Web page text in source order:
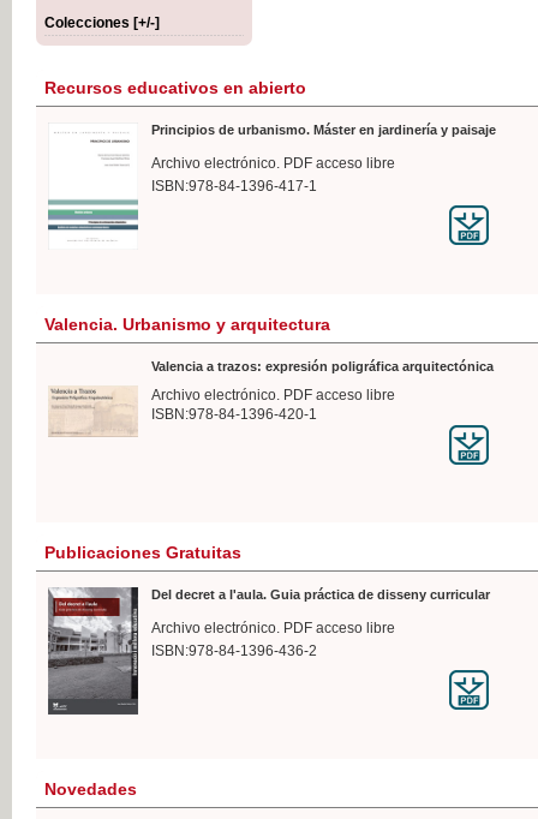
Colecciones [+/-]
Recursos educativos en abierto
Principios de urbanismo. Máster en jardinería y paisaje
Archivo electrónico. PDF acceso libre
ISBN:978-84-1396-417-1
Valencia. Urbanismo y arquitectura
Valencia a trazos: expresión poligráfica arquitectónica
Archivo electrónico. PDF acceso libre
ISBN:978-84-1396-420-1
Publicaciones Gratuitas
Del decret a l'aula. Guia práctica de disseny curricular
Archivo electrónico. PDF acceso libre
ISBN:978-84-1396-436-2
Novedades